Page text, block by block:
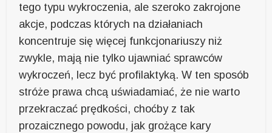
tego typu wykroczenia, ale szeroko zakrojone
akcje, podczas których na działaniach
koncentruje się więcej funkcjonariuszy niż
zwykle, mają nie tylko ujawniać sprawców
wykroczeń, lecz być profilaktyką. W ten sposób
stróże prawa chcą uświadamiać, że nie warto
przekraczać prędkości, choćby z tak
prozaicznego powodu, jak grożące kary